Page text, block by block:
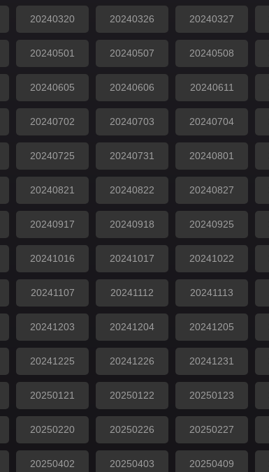
20240320 20240326 20240327
20240501 20240507 20240508
20240605 20240606 20240611
20240702 20240703 20240704
20240725 20240731 20240801
20240821 20240822 20240827
20240917 20240918 20240925
20241016 20241017 20241022
20241107 20241112 20241113
20241203 20241204 20241205
20241225 20241226 20241231
20250121 20250122 20250123
20250220 20250226 20250227
20250402 20250403 20250409